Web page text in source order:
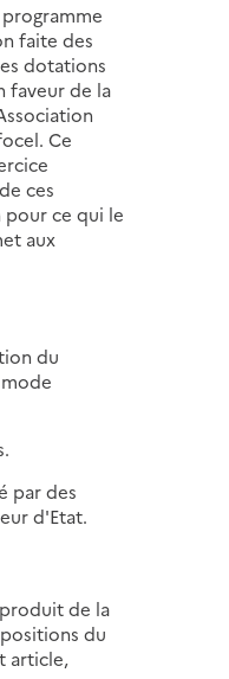
faite des
dotations
faveur de la
Ce
ces
ce qui le
aux
du
par des
d'Etat.
de la
du
article,